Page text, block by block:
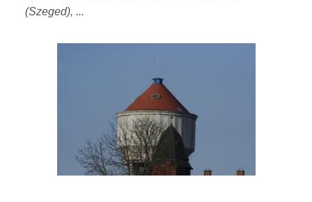
(Szeged), ...